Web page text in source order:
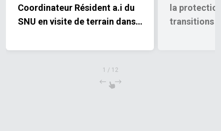
Coordinateur Résident a.i du
SNU en visite de terrain dans
Mamou
la
transitions
1 / 12